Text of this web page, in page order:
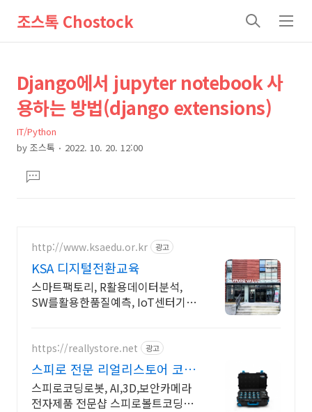
조스톡 Chostock
검
메
상
세
컨
텐
츠
본
문
제
목
Django에서 jupyter notebook 사
용하는 방법(django extensions)
IT/Python
by 조스톡 2022. 10. 20. 12:00
문댓
글
http://www.ksaedu.or.kr 광고
KSA 디지털전환교육
스마트팩토리, R활용데이터분석,
SW를활용한품질예측, IoT센터기
https://reallystore.net 광고
스피로 전문 리얼리스토어 코
딩교육을 쉽고 재밌게
스피로코딩로봇, AI,3D,보안카메라
전자제품 전문샵 스피로볼트코딩로